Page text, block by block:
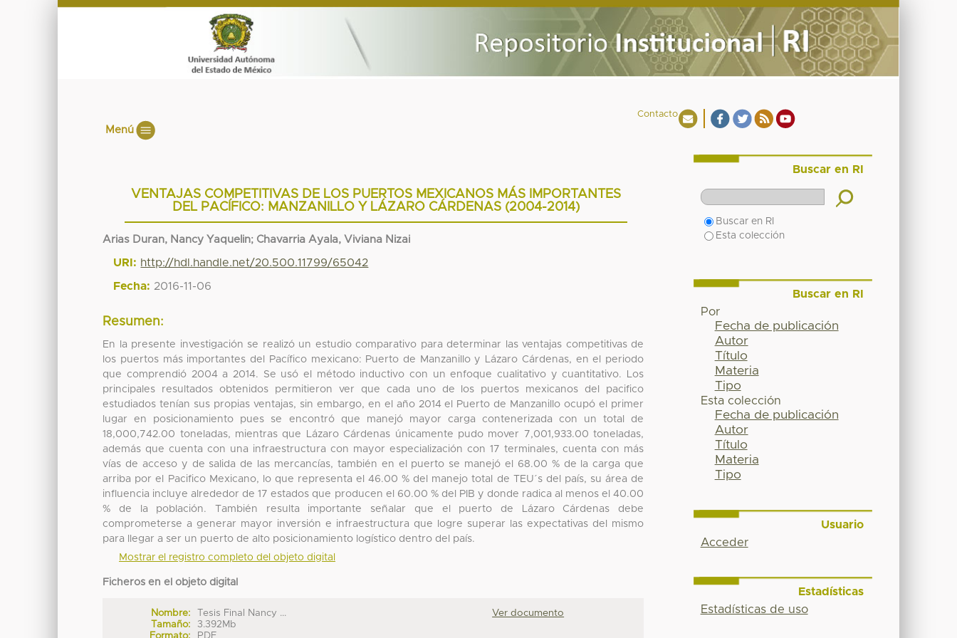
Contacto
Menú
VENTAJAS COMPETITIVAS DE LOS PUERTOS MEXICANOS MÁS IMPORTANTES
DEL PACÍFICO: MANZANILLO Y LÁZARO CÁRDENAS (2004-2014)
Arias Duran, Nancy Yaquelin; Chavarria Ayala, Viviana Nizai
URI: http://hdl.handle.net/20.500.11799/65042
Fecha: 2016-11-06
Resumen:
En la presente investigación se realizó un estudio comparativo para determinar las ventajas competitivas de
los puertos más importantes del Pacífico mexicano: Puerto de Manzanillo y Lázaro Cárdenas, en el periodo
que comprendió 2004 a 2014. Se usó el método inductivo con un enfoque cualitativo y cuantitativo. Los
principales resultados obtenidos permitieron ver que cada uno de los puertos mexicanos del pacifico
estudiados tenían sus propias ventajas, sin embargo, en el año 2014 el Puerto de Manzanillo ocupó el primer
lugar en posicionamiento pues se encontró que manejó mayor carga contenerizada con un total de
18,000,742.00 toneladas, mientras que Lázaro Cárdenas únicamente pudo mover 7,001,933.00 toneladas,
además que cuenta con una infraestructura con mayor especialización con 17 terminales, cuenta con más
vías de acceso y de salida de las mercancías, también en el puerto se manejó el 68.00 % de la carga que
arriba por el Pacifico Mexicano, lo que representa el 46.00 % del manejo total de TEU´s del país, su área de
influencia incluye alrededor de 17 estados que producen el 60.00 % del PIB y donde radica al menos el 40.00
% de la población. También resulta importante señalar que el puerto de Lázaro Cárdenas debe
comprometerse a generar mayor inversión e infraestructura que logre superar las expectativas del mismo
para llegar a ser un puerto de alto posicionamiento logístico dentro del país.
Mostrar el registro completo del objeto digital
Ficheros en el objeto digital
Nombre:
Tesis Final Nancy ...
Tamaño:
3.392Mb
Ver documento
Buscar en RI
Buscar en RI
Esta colección
Buscar en RI
Por
Fecha de publicación
Autor
Título
Materia
Tipo
Esta colección
Fecha de publicación
Autor
Título
Materia
Tipo
Usuario
Acceder
Estadísticas
Estadísticas de uso